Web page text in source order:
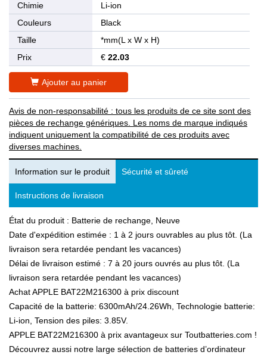
Chimie
Li-ion
Couleurs
Black
Taille
*mm(L x W x H)
Prix
€ 22.03
Ajouter au panier
Avis de non-responsabilité : tous les produits de ce site sont des
pièces de rechange génériques. Les noms de marque indiqués
indiquent uniquement la compatibilité de ces produits avec
diverses machines.
Information sur le produit Sécurité et sûreté
Instructions de livraison
État du produit : Batterie de rechange, Neuve
Date d'expédition estimée : 1 à 2 jours ouvrables au plus tôt. (La
livraison sera retardée pendant les vacances)
Délai de livraison estimé : 7 à 20 jours ouvrés au plus tôt. (La
livraison sera retardée pendant les vacances)
Achat APPLE BAT22M216300 à prix discount
Capacité de la batterie: 6300mAh/24.26Wh, Technologie batterie:
Li-ion, Tension des piles: 3.85V.
APPLE BAT22M216300 à prix avantageux sur Toutbatteries.com !
Découvrez aussi notre large sélection de batteries d’ordinateur